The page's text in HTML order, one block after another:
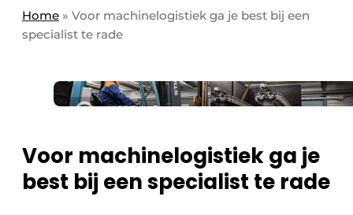
Eigen content aanleveren
Evenement aanmelden
Meest gelezen
Privacy / Cookie statement
Vacature aanmelden
Home » Voor machinelogistiek ga je best bij een
specialist te rade
Voor machinelogistiek ga je
best bij een specialist te rade